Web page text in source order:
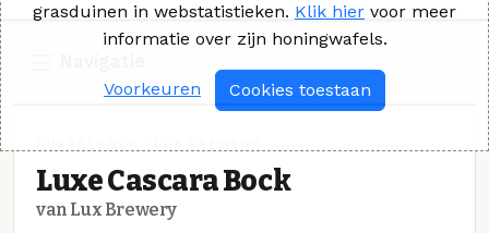
Luxe Cascara Bock
van Lux Brewery
grasduinen in webstatistieken. Klik hier voor meer
informatie over zijn honingwafels.
Voorkeuren Cookies toestaan